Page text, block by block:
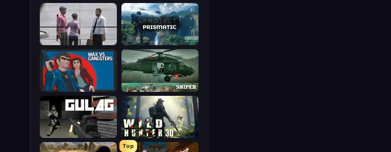
Project Prismatic
Sniper Assassin - Government Agent
SNIPER
Max vs Gangsters
Wild Hunter 3D
Gulag
Top